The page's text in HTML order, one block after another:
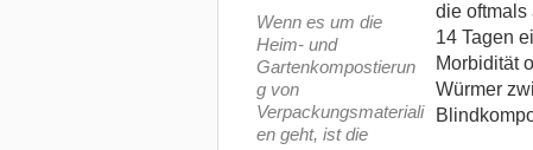
Wenn es um die
Heim- und
Gartenkompostierun
g von
Verpackungsmateriali
en geht, ist die
die oftmals
14 Tagen
Morbidität
Würmer